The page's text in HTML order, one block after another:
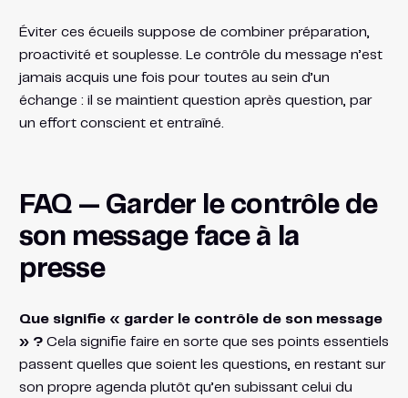
Éviter ces écueils suppose de combiner préparation,
proactivité et souplesse. Le contrôle du message n’est
jamais acquis une fois pour toutes au sein d’un
échange : il se maintient question après question, par
un effort conscient et entraîné.
FAQ — Garder le contrôle de
son message face à la
presse
Que signifie « garder le contrôle de son message
» ?Cela signifie faire en sorte que ses points essentiels
passent quelles que soient les questions, en restant sur
son propre agenda plutôt qu’en subissant celui du